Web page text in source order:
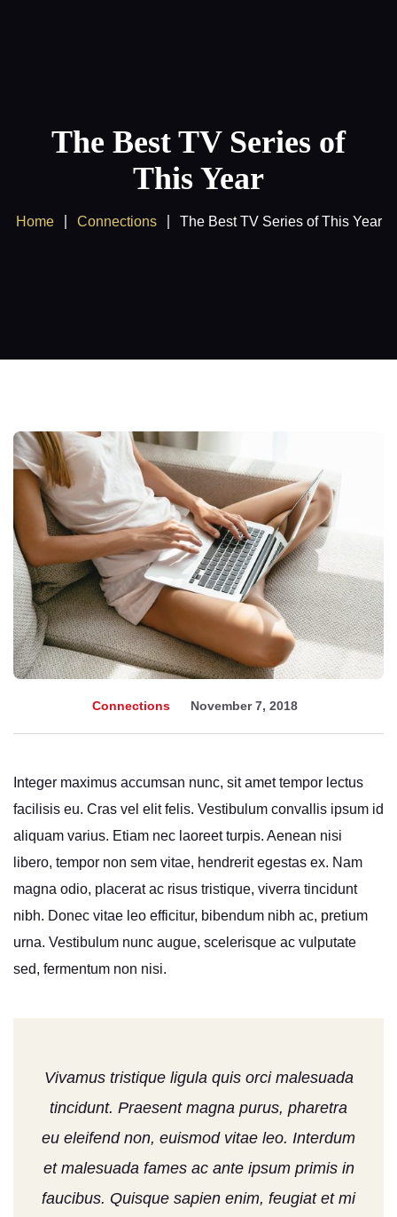
Products
Client Area
The Best TV Series of
This Year
Home Connections The Best TV Series of This Year
Connections November 7, 2018
Integer maximus accumsan nunc, sit amet tempor lectus
facilisis eu. Cras vel elit felis. Vestibulum convallis ipsum id
aliquam varius. Etiam nec laoreet turpis. Aenean nisi
libero, tempor non sem vitae, hendrerit egestas ex. Nam
magna odio, placerat ac risus tristique, viverra tincidunt
nibh. Donec vitae leo efficitur, bibendum nibh ac, pretium
urna. Vestibulum nunc augue, scelerisque ac vulputate
sed, fermentum non nisi.
Vivamus tristique ligula quis orci malesuada
tincidunt. Praesent magna purus, pharetra
eu eleifend non, euismod vitae leo. Interdum
et malesuada fames ac ante ipsum primis in
faucibus. Quisque sapien enim, feugiat et mi